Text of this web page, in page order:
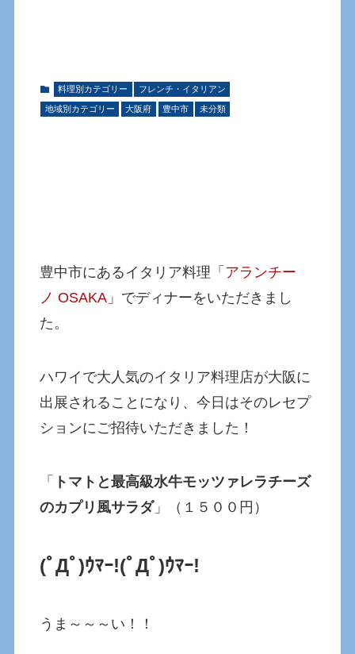
料理別カテゴリー フレンチ・イタリアン
地域別カテゴリー 大阪府 豊中市 未分類
豊中市にあるイタリア料理「 アランチー
ノ OSAKA 」でディナーをいただきまし
た。
ハワイで大人気のイタリア料理店が大阪に
出展されることになり、今日はそのレセプ
ションにご招待いただきました！
「
トマトと最高級水牛モッツァレラチーズ
のカプリ風サラダ」（１５００円）
(ﾟДﾟ)ｳﾏｰ!(ﾟДﾟ)ｳﾏｰ!
うま～～～い！！